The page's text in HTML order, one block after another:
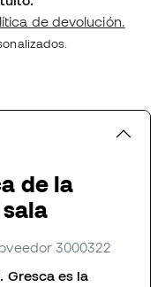
de devolución.
de la
3000322
Gresca es la